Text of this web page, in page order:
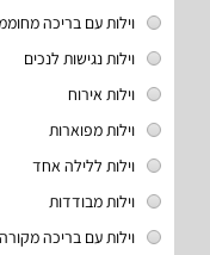
וילות עם בריכה
וילות נגישות לנכים
וילות אירוח
וילות מפוארות
וילות ללילה אחד
וילות מבודדות
וילות עם בריכה מקורה